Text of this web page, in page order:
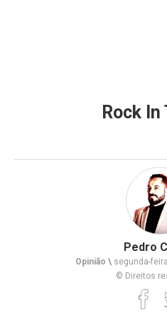
Rock In
Pedro
Opinião \segunda-
© Direitos